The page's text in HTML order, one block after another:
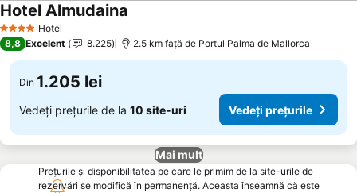
4 Stele Hotel
Hotel Almudaina
8,8 Excelent 8.225 2.5 km faţă de Portul Palma de Mallorca
Din 1.205 lei
Vedeți prețurile de la 10 site-uri Vedeți prețurile
Mai mult
Prețurile și disponibilitatea pe care le primim de la site-urile de
rezervări se modifică în permanență. Aceasta înseamnă că este